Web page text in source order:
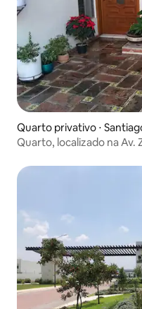
Quarto privativo ⋅
Quarto, localizado na Av.